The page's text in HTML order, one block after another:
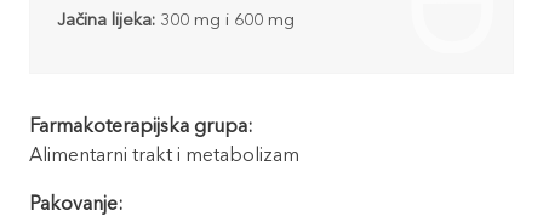
Jačina lijeka: 300 mg i 600 mg
Farmakoterapijska grupa:
Alimentarni trakt i metabolizam
Pakovanje: